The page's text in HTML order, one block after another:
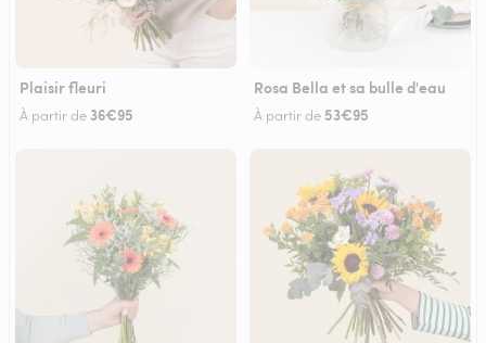
Plaisir fleuri
À partir de 36€95
Rosa Bella et sa bulle d'eau
À partir de 53€95